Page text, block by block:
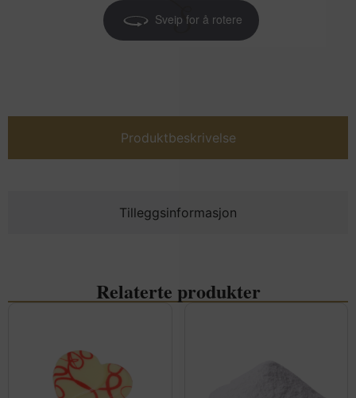
Sveip for å rotere
Produktbeskrivelse
Tilleggsinformasjon
Relaterte produkter